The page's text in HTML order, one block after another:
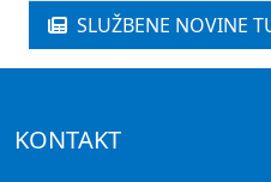
SLUŽBENE NOVINE
KONTAKT